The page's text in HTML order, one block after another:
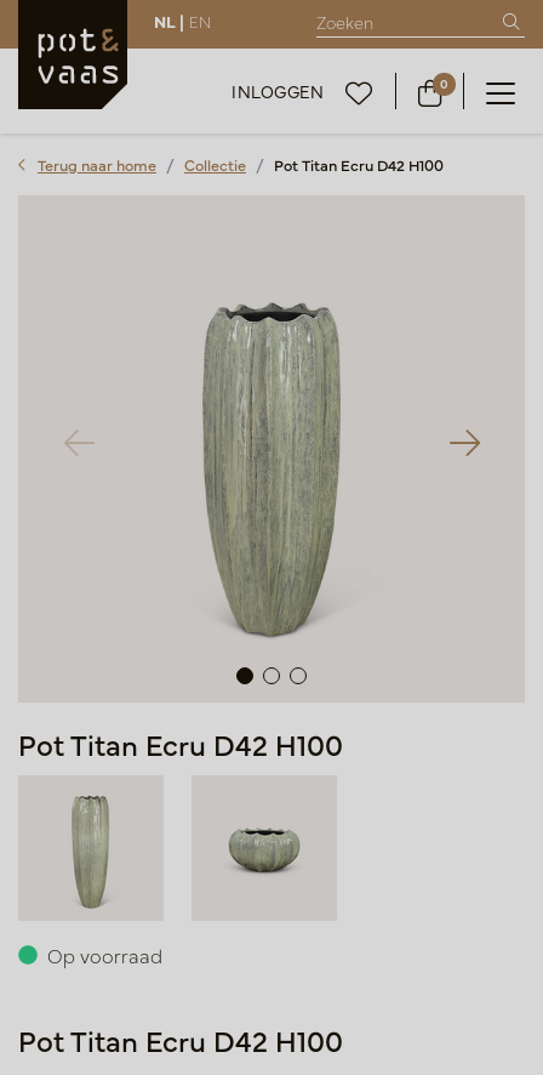
NL | EN
INLOGGEN 0
Terug naar home Collectie Pot Titan Ecru D42 H100
Pot Titan Ecru D42 H100
Op voorraad
Pot Titan Ecru D42 H100